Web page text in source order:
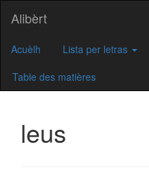
Alibèrt
Acuèlh Lista per letras
Table des matières
leus